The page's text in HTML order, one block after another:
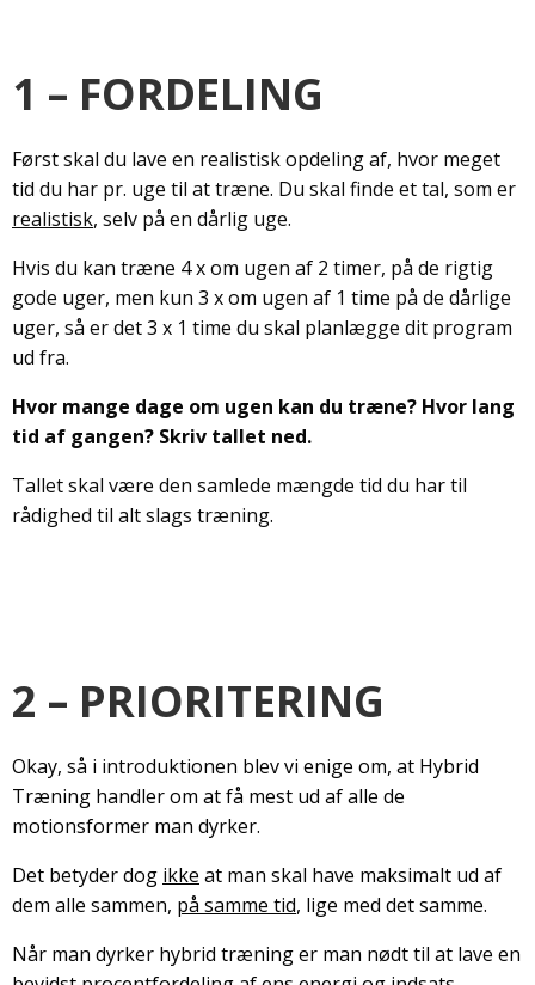
1 – FORDELING
Først skal du lave en realistisk opdeling af, hvor meget
tid du har pr. uge til at træne. Du skal finde et tal, som er
realistisk, selv på en dårlig uge.
Hvis du kan træne 4 x om ugen af 2 timer, på de rigtig
gode uger, men kun 3 x om ugen af 1 time på de dårlige
uger, så er det 3 x 1 time du skal planlægge dit program
ud fra.
Hvor mange dage om ugen kan du træne? Hvor lang
tid af gangen? Skriv tallet ned.
Tallet skal være den samlede mængde tid du har til
rådighed til alt slags træning.
2 – PRIORITERING
Okay, så i introduktionen blev vi enige om, at Hybrid
Træning handler om at få mest ud af alle de
motionsformer man dyrker.
Det betyder dog ikke at man skal have maksimalt ud af
dem alle sammen, på samme tid, lige med det samme.
Når man dyrker hybrid træning er man nødt til at lave en